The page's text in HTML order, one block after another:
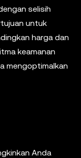
selisih
untuk
harga dan
keamanan
mengoptimalkan
Anda